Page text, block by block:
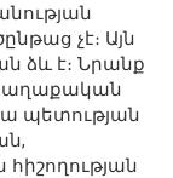
չէ։ Այն
ձև է։ Նրանք
քաղաքական
պետության
հիշողության